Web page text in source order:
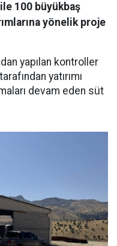
100 büyükbaş
yönelik proje
yapılan kontroller
yatırımı
devam eden süt